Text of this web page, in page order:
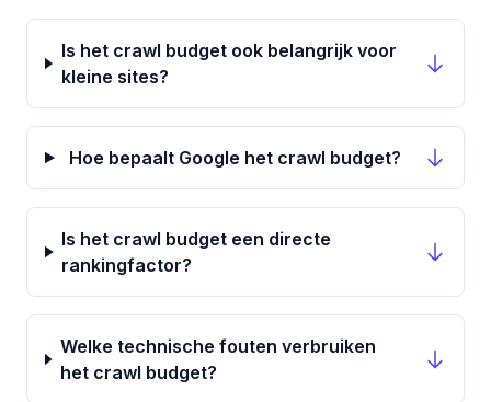
Is het crawl budget ook belangrijk voor
kleine sites?
Hoe bepaalt Google het crawl budget?
Is het crawl budget een directe
rankingfactor?
Welke technische fouten verbruiken
het crawl budget?